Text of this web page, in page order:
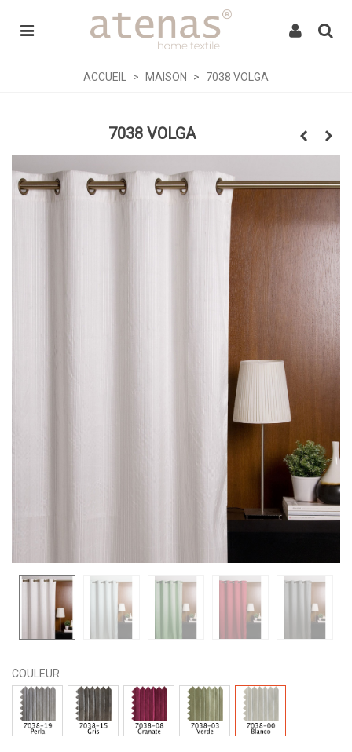
ACCUEIL > MAISON > 7038 VOLGA
7038 VOLGA
COULEUR
7038-
19-
PERLA
7038-
15-
TOPO
7038-
08-
GRANATE
7038-
03-
VERDE
7038-
00-
BLANCO